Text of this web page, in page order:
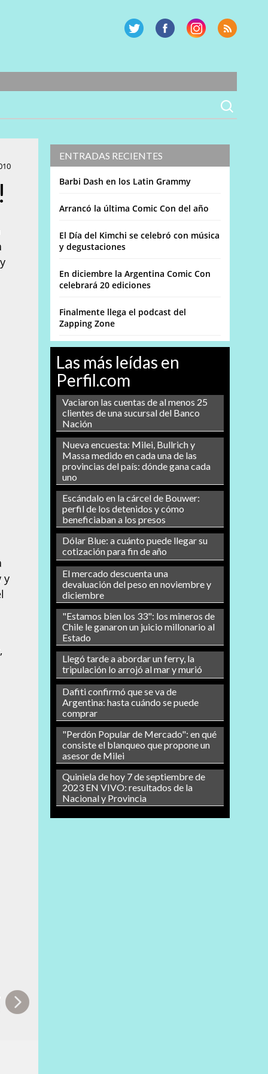
ENTRADAS RECIENTES
Barbi Dash en los Latin Grammy
Arrancó la última Comic Con del año
El Día del Kimchi se celebró con música
y degustaciones
En diciembre la Argentina Comic Con
celebrará 20 ediciones
Finalmente llega el podcast del
Zapping Zone
Las más leídas en
Perfil.com
Vaciaron las cuentas de al menos 25
clientes de una sucursal del Banco
Nación
Nueva encuesta: Milei, Bullrich y
Massa medido en cada una de las
provincias del país: dónde gana cada
uno
Escándalo en la cárcel de Bouwer:
perfil de los detenidos y cómo
beneficiaban a los presos
Dólar Blue: a cuánto puede llegar su
cotización para fin de año
El mercado descuenta una
devaluación del peso en noviembre y
diciembre
"Estamos bien los 33": los mineros de
Chile le ganaron un juicio millonario al
Estado
Llegó tarde a abordar un ferry, la
tripulación lo arrojó al mar y murió
Dafiti confirmó que se va de
Argentina: hasta cuándo se puede
comprar
"Perdón Popular de Mercado": en qué
consiste el blanqueo que propone un
asesor de Milei
Quiniela de hoy 7 de septiembre de
2023 EN VIVO: resultados de la
Nacional y Provincia
y